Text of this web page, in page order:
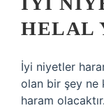
HELAL
İyi niyetler
olan bir şey ne
haram